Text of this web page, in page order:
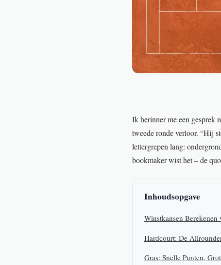
Ik herinner me een gesprek
tweede ronde verloor. “Hij
lettergrepen lang:
bookmaker wist het – de
Inhoudsopgave
Winstkansen
Hardcourt: De
Gras: Snelle Punten,